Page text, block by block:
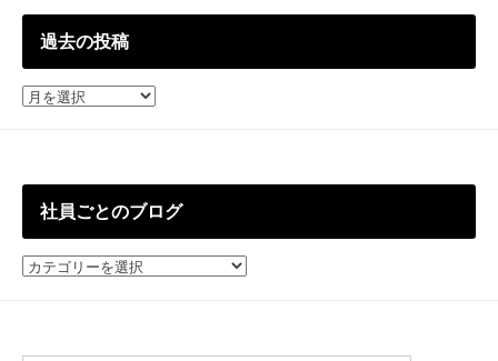
過去の投稿
過
社員ごとのブログ
社